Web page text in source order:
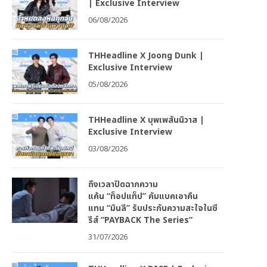
| Exclusive Interview
06/08/2026
THHeadline X Joong Dunk |
Exclusive Interview
05/08/2026
THHeadline X บุพเพสันนิวาส |
Exclusive Interview
03/08/2026
ถึงเวลาปิดฉากความ
แค้น “ท็อปแท็ป” คัมแบคเอาคืน
แทน “มินลี” รับประกันความสะใจในซี
รีส์ “PAYBACK The Series”
31/07/2026